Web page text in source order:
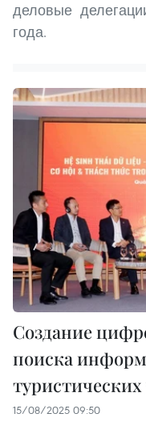
деловые
года.
Создание
поиска
15/08/2025 09:50